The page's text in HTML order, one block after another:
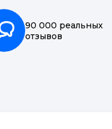
90 000 реальных
отзывов